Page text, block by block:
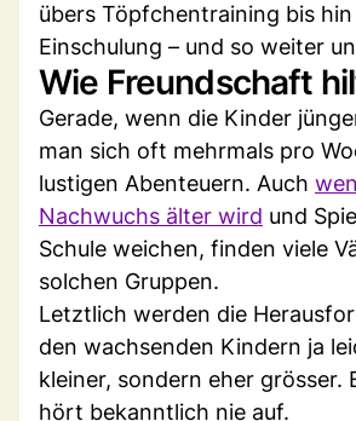
übers Töpfchentraining bis
Einschulung – und so weiter
Wie Freundschaft
Gerade, wenn die Kinder
man sich oft mehrmals pro
lustigen Abenteuern. Auch
Nachwuchs älter wird und
Schule weichen, finden viele
solchen Gruppen.
Letztlich werden die
den wachsenden Kindern ja
kleiner, sondern eher grösser.
hört bekanntlich nie auf.